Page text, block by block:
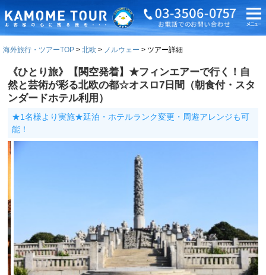
海外旅行・ツアーTOP 北欧 ノルウェー ツアー詳細
《ひとり旅》【関空発着】★フィンエアーで行く！自
然と芸術が彩る北欧の都☆オスロ7日間（朝食付・スタ
ンダードホテル利用）
★1名様より実施★延泊・ホテルランク変更・周遊アレンジも可
能！